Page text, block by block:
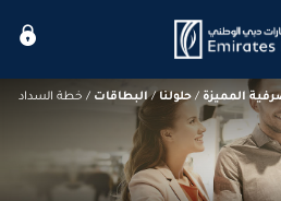
المميزة /حلولنا /البطاقات / خطة السداد